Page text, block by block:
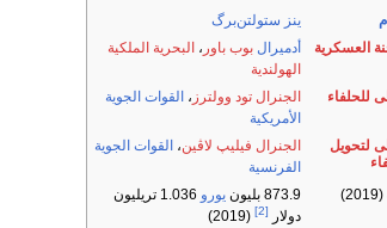
ينز ستولتن‌برگ
العسكرية
أدميرال بوب باور ، البحرية الملكية
الهولندية
للحلفاء
الجنرال تود وولترز ، القوات الجوية
الأمريكية
لتحويل
الجنرال فيليپ لاڤين، القوات الجوية
الفرنسية
(2019) 873.9 بليون يورو
1.036 تريليون
دولار
[2]
(2019)